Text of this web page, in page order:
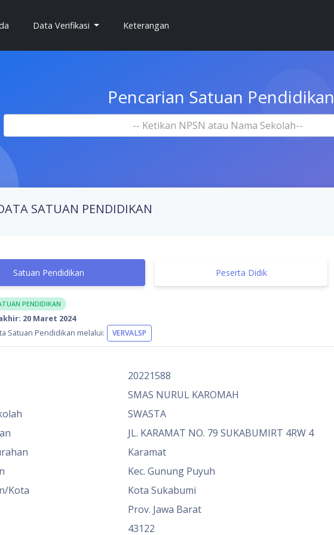
(current)Data Verifikasi Keterangan
Pencarian Satuan Pendidikan
-- Ketikan NPSN atau Nama Sekolah--
SATUAN PENDIDIKAN
Satuan Pendidikan Peserta Didik
PENDIDIKAN
20 Maret 2024
Satuan Pendidikan melalui:
VERVALSP
20221588
SMAS NURUL KAROMAH
SWASTA
JL. KARAMAT NO. 79 SUKABUMIRT 4RW 4
Karamat
Kec. Gunung Puyuh
Kota
Kota Sukabumi
Prov. Jawa Barat
43122